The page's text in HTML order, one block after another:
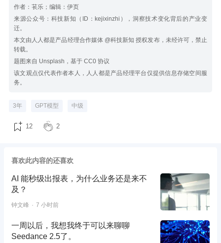
作者：苌乐；编辑：伊页
来源公众号：科技新知（ID：kejixinzhi），洞察技术变化背后的产业变
迁。
本文由人人都是产品经理合作媒体 @科技新知 授权发布，未经许可，禁止
转载。
题图来自 Unsplash，基于 CC0 协议
该文观点仅代表作者本人，人人都是产品经理平台仅提供信息存储空间服
务。
3年 GPT模型 中级
12 2
喜欢此内容的还喜欢
AI 能秒级出报表，为什么业务还是来不
及？
钟文峰 7 小时前
一周以后，我想我终于可以来聊聊
Seedance 2.5了。